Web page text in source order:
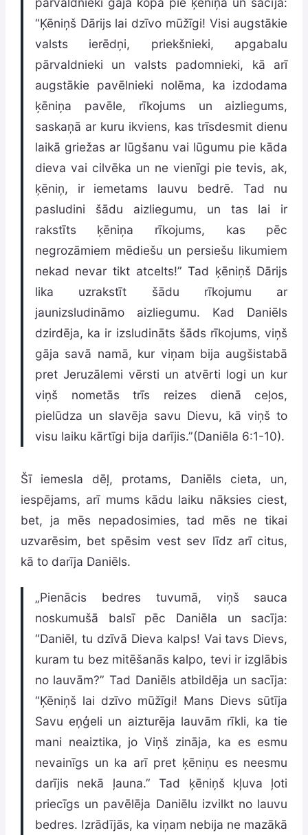
“Ķēniņš Dārijs lai dzīvo mūžīgi! Visi augstākie
valsts ierēdņi, priekšnieki, apgabalu
pārvaldnieki un valsts padomnieki, kā arī
augstākie pavēlnieki nolēma, ka izdodama
ķēniņa pavēle, rīkojums un aizliegums,
saskaņā ar kuru ikviens, kas trīsdesmit dienu
laikā griežas ar lūgšanu vai lūgumu pie kāda
dieva vai cilvēka un ne vienīgi pie tevis, ak,
ķēniņ, ir iemetams lauvu bedrē. Tad nu
pasludini šādu aizliegumu, un tas lai ir
rakstīts ķēniņa rīkojums, kas pēc
negrozāmiem mēdiešu un persiešu likumiem
nekad nevar tikt atcelts!” Tad ķēniņš Dārijs
lika uzrakstīt šādu rīkojumu ar
jaunizsludināmo aizliegumu. Kad Daniēls
dzirdēja, ka ir izsludināts šāds rīkojums, viņš
gāja savā namā, kur viņam bija augšistabā
pret Jeruzālemi vērsti un atvērti logi un kur
viņš nometās trīs reizes dienā ceļos,
pielūdza un slavēja savu Dievu, kā viņš to
visu laiku kārtīgi bija darījis.”(Daniēla 6:1-10).
Šī iemesla dēļ, protams, Daniēls cieta, un,
iespējams, arī mums kādu laiku nāksies ciest,
bet, ja mēs nepadosimies, tad mēs ne tikai
uzvarēsim, bet spēsim vest sev līdz arī citus,
kā to darīja Daniēls.
„Pienācis bedres tuvumā, viņš sauca
noskumušā balsī pēc Daniēla un sacīja:
“Daniēl, tu dzīvā Dieva kalps! Vai tavs Dievs,
kuram tu bez mitēšanās kalpo, tevi ir izglābis
no lauvām?” Tad Daniēls atbildēja un sacīja:
“Ķēniņš lai dzīvo mūžīgi! Mans Dievs sūtīja
Savu eņģeli un aizturēja lauvām rīkli, ka tie
mani neaiztika, jo Viņš zināja, ka es esmu
nevainīgs un ka arī pret ķēniņu es neesmu
darījis nekā ļauna.” Tad ķēniņš kļuva ļoti
priecīgs un pavēlēja Daniēlu izvilkt no lauvu
bedres. Izrādījās, ka viņam nebija ne mazākā